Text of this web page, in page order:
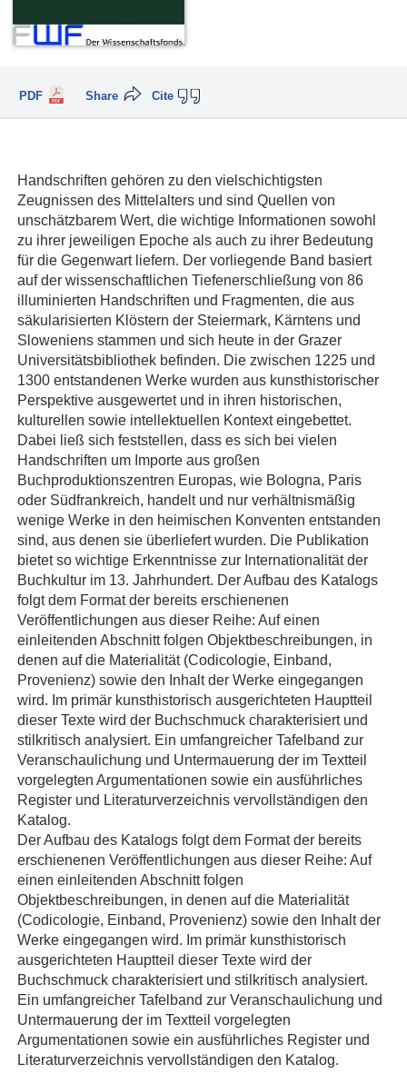
PDF Cite
Share
Handschriften gehören zu den vielschichtigsten
Zeugnissen des Mittelalters und sind Quellen von
unschätzbarem Wert, die wichtige Informationen sowohl
zu ihrer jeweiligen Epoche als auch zu ihrer Bedeutung
für die Gegenwart liefern. Der vorliegende Band basiert
auf der wissenschaftlichen Tiefenerschließung von 86
illuminierten Handschriften und Fragmenten, die aus
säkularisierten Klöstern der Steiermark, Kärntens und
Sloweniens stammen und sich heute in der Grazer
Universitätsbibliothek befinden. Die zwischen 1225 und
1300 entstandenen Werke wurden aus kunsthistorischer
Perspektive ausgewertet und in ihren historischen,
kulturellen sowie intellektuellen Kontext eingebettet.
Dabei ließ sich feststellen, dass es sich bei vielen
Handschriften um Importe aus großen
Buchproduktionszentren Europas, wie Bologna, Paris
oder Südfrankreich, handelt und nur verhältnismäßig
wenige Werke in den heimischen Konventen entstanden
sind, aus denen sie überliefert wurden. Die Publikation
bietet so wichtige Erkenntnisse zur Internationalität der
Buchkultur im 13. Jahrhundert. Der Aufbau des Katalogs
folgt dem Format der bereits erschienenen
Veröffentlichungen aus dieser Reihe: Auf einen
einleitenden Abschnitt folgen Objektbeschreibungen, in
denen auf die Materialität (Codicologie, Einband,
Provenienz) sowie den Inhalt der Werke eingegangen
wird. Im primär kunsthistorisch ausgerichteten Hauptteil
dieser Texte wird der Buchschmuck charakterisiert und
stilkritisch analysiert. Ein umfangreicher Tafelband zur
Veranschaulichung und Untermauerung der im Textteil
vorgelegten Argumentationen sowie ein ausführliches
Register und Literaturverzeichnis vervollständigen den
Katalog.
Der Aufbau des Katalogs folgt dem Format der bereits
erschienenen Veröffentlichungen aus dieser Reihe: Auf
einen einleitenden Abschnitt folgen
Objektbeschreibungen, in denen auf die Materialität
(Codicologie, Einband, Provenienz) sowie den Inhalt der
Werke eingegangen wird. Im primär kunsthistorisch
ausgerichteten Hauptteil dieser Texte wird der
Buchschmuck charakterisiert und stilkritisch analysiert.
Ein umfangreicher Tafelband zur Veranschaulichung und
Untermauerung der im Textteil vorgelegten
Argumentationen sowie ein ausführliches Register und
Literaturverzeichnis vervollständigen den Katalog.